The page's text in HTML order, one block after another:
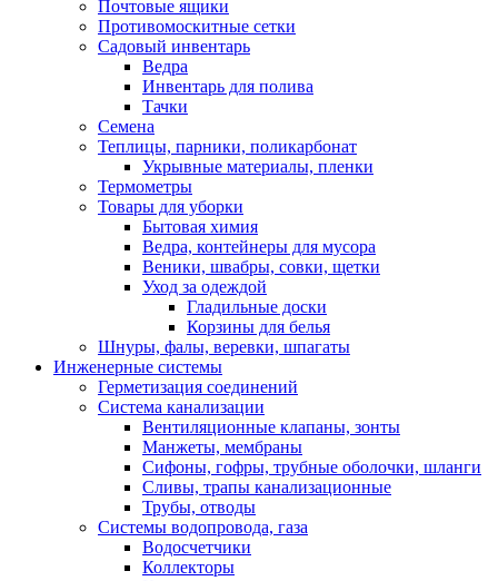
Почтовые ящики
Противомоскитные сетки
Садовый инвентарь
Ведра
Инвентарь для полива
Тачки
Семена
Теплицы, парники, поликарбонат
Укрывные материалы, пленки
Термометры
Товары для уборки
Бытовая химия
Ведра, контейнеры для мусора
Веники, швабры, совки, щетки
Уход за одеждой
Гладильные доски
Корзины для белья
Шнуры, фалы, веревки, шпагаты
Инженерные системы
Герметизация соединений
Система канализации
Вентиляционные клапаны, зонты
Манжеты, мембраны
Сифоны, гофры, трубные оболочки, шланги
Сливы, трапы канализационные
Трубы, отводы
Системы водопровода, газа
Водосчетчики
Коллекторы